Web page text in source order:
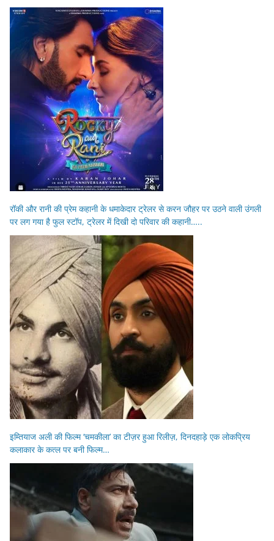
रॉकी और रानी की प्रेम कहानी के धमाकेदार ट्रेलर से करन जौहर पर उठने वाली उंगली
पर लग गया है फुल स्टॉप, ट्रेलर में दिखी दो परिवार की कहानी…..
इम्तियाज अली की फिल्म ‘चमकीला’ का टीज़र हुआ रिलीज़, दिनदहाड़े एक लोकप्रिय
कलाकार के कत्ल पर बनी फिल्म…